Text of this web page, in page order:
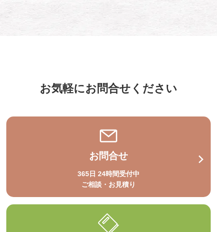
お気軽にお問合せください
お問合せ
365日 24時間受付中
ご相談・お見積り